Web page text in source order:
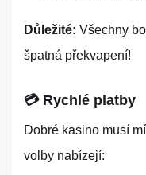
Důležité: Všechny
špatná překvapení!
💳 Rychlé platby
Dobré kasino musí
volby nabízejí: